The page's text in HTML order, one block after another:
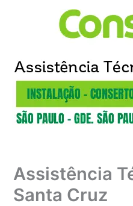
Assistência
Santa Cruz